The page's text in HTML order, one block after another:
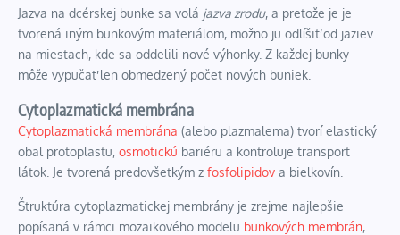
Jazva na dcérskej bunke sa volá jazva zrodu, a pretože je je
tvorená iným bunkovým materiálom, možno ju odlíšiť od jaziev
na miestach, kde sa oddelili nové výhonky. Z každej bunky
môže vypučať len obmedzený počet nových buniek.
Cytoplazmatická membrána
Cytoplazmatická membrána (alebo plazmalema) tvorí elastický
obal protoplastu, osmotickú bariéru a kontroluje transport
látok. Je tvorená predovšetkým z fosfolipidov a bielkovín.
Štruktúra cytoplazmatickej membrány je zrejme najlepšie
popísaná v rámci mozaikového modelu bunkových membrán,